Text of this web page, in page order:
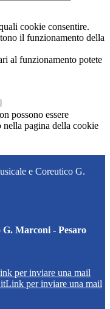
cookie consentire.
il funzionamento della
al funzionamento potete
possono essere
pagina della cookie
e Coreutico G.
Marconi - Pesaro
per inviare una mail
Link per inviare una mail